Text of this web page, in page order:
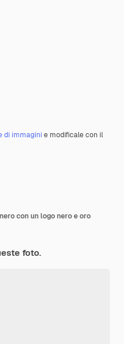
di immagini e modificale con il
con un logo nero e oro
foto.